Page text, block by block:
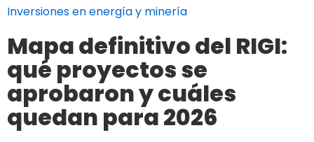
Inversiones en energía y minería
Mapa definitivo del RIGI:
qué proyectos se
aprobaron y cuáles
quedan para 2026